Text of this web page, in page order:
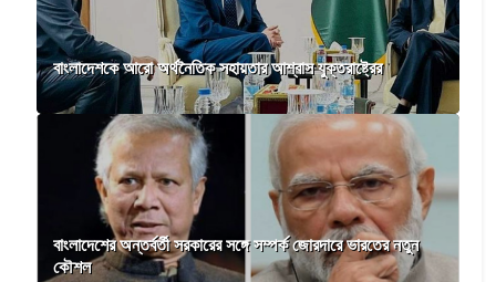
বাংলাদেশকে আরো অর্থনৈতিক সহায়তার আশ্বাস যুক্তরাষ্ট্রের
বাংলাদেশের অন্তর্বর্তী সরকারের সঙ্গে সম্পর্ক জোরদারে ভারতের নতুন
কৌশল